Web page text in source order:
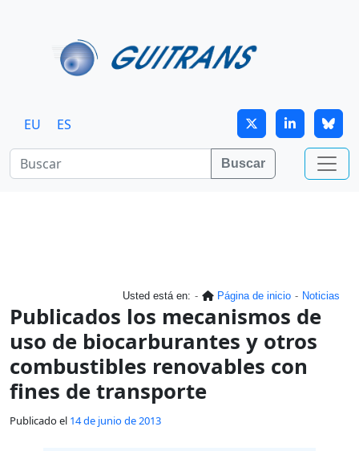
EU ES
Buscar
Usted está en: Página de inicio Noticias
Publicados los mecanismos de
uso de biocarburantes y otros
combustibles renovables con
fines de transporte
Publicado el 14 de junio de 2013